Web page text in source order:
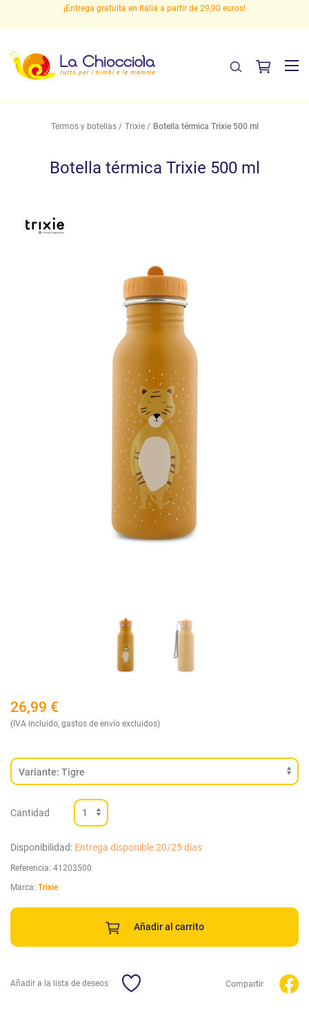
¡Entrega gratuita en Italia a partir de 29,90 euros!
Termos y botellas Trixie Botella térmica Trixie 500 ml
Botella térmica Trixie 500 ml
26,99 €
(IVA incluido, gastos de envío excluidos)
Cantidad
Disponibilidad: Entrega disponible 20/25 días
Referencia: 41203500
Marca: Trixie
Añadir al carrito
Añadir a la lista de deseos Compartir